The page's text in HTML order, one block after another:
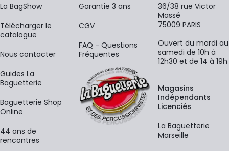
La BagShow
​Télécharger le
catalogue
Nous contacter
Guides La
Baguetterie
Baguetterie Shop
Online
44 ans de
rencontres
Garantie 3 ans
CGV
FAQ - Questions
Fréquentes
36/38 rue Victor
Massé
75009 PARIS
Ouvert du mardi au
samedi de 10h à
12h30 et de 14 à 19h
Magasins
Indépendants
Licenciés
La Baguetterie
Marseille